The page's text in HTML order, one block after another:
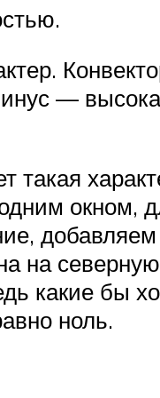
—
такая
окном,
на
какие бы
ноль.